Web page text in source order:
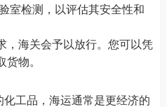
室检测，以评估其安全性和
，海关会予以放行。您可以凭
物。
工品，海运通常是更经济的